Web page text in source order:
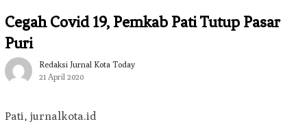
Cegah Covid 19, Pemkab Pati Tutup Pasar
Puri
Redaksi Jurnal Kota Today
21 April 2020
Pati, jurnalkota.id